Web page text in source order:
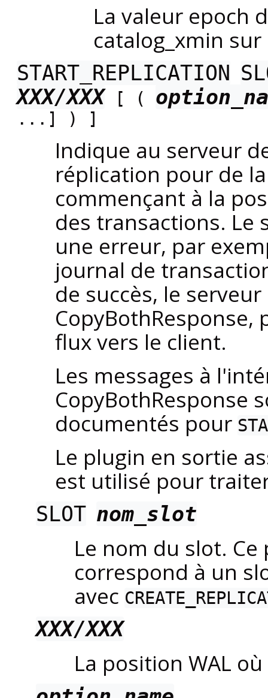
La valeur epoch
catalog_xmin
START_REPLICATION
XXX/XXX [ (
...] ) ]
Indique au serveur
réplication pour de
commençant à la
des transactions. Le
une erreur, par
journal de
de succès, le
CopyBothResponse,
flux vers le client.
Les messages à
CopyBothResponse
documentés pour
Le plugin en sortie
est utilisé pour
SLOT nom_slot
Le nom du slot.
correspond à un
avec
XXX/XXX
La position WAL